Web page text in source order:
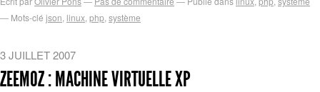
Mots-clé json linux php système
3 JUILLET 2007
ZEEMOZ : MACHINE VIRTUELLE XP